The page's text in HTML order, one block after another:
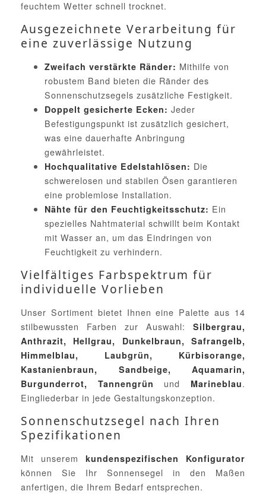
feuchtem Wetter schnell trocknet.
Ausgezeichnete Verarbeitung für
eine zuverlässige Nutzung
Zweifach verstärkte Ränder: Mithilfe von
robustem Band bieten die Ränder des
Sonnenschutzsegels zusätzliche Festigkeit.
Doppelt gesicherte Ecken: Jeder
Befestigungspunkt ist zusätzlich gesichert,
was eine dauerhafte Anbringung
gewährleistet.
Hochqualitative Edelstahlösen: Die
schwerelosen und stabilen Ösen garantieren
eine problemlose Installation.
Nähte für den Feuchtigkeitsschutz: Ein
spezielles Nahtmaterial schwillt beim Kontakt
mit Wasser an, um das Eindringen von
Feuchtigkeit zu verhindern.
Vielfältiges Farbspektrum für
individuelle Vorlieben
Unser Sortiment bietet Ihnen eine Palette aus 14
stilbewussten Farben zur Auswahl: Silbergrau,
Anthrazit, Hellgrau, Dunkelbraun, Safrangelb,
Himmelblau, Laubgrün, Kürbisorange,
Kastanienbraun, Sandbeige, Aquamarin,
Burgunderrot, Tannengrün
und Marineblau.
Eingliederbar in jede Gestaltungskonzeption.
Sonnenschutzsegel nach Ihren
Spezifikationen
Mit unserem kundenspezifischen Konfigurator
können Sie Ihr Sonnensegel in den Maßen
anfertigen, die Ihrem Bedarf entsprechen.